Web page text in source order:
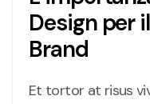
Design per
Brand
Et tortor at risus